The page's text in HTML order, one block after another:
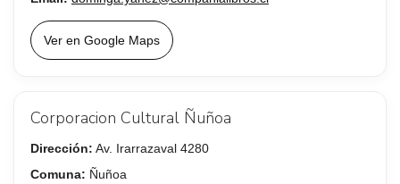
Ver en Google Maps
Corporacion Cultural Ñuñoa
Dirección: Av. Irarrazaval 4280
Comuna: Ñuñoa